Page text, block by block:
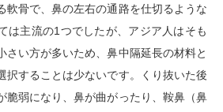
軟骨で、鼻の左右の通路を仕切るような
は主流の1つでしたが、アジア人はそも
さい方が多いため、鼻中隔延長の材料と
択することは少ないです。くり抜いた後
脆弱になり、鼻が曲がったり、鞍鼻（鼻